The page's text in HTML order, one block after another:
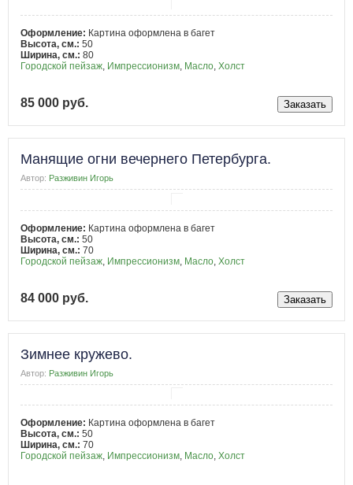
Оформление: Картина оформлена в багет
Высота, см.: 50
Ширина, см.: 80
Городской пейзаж, Импрессионизм, Масло, Холст
85 000 руб.
Манящие огни вечернего Петербурга.
Автор: Разживин Игорь
Оформление: Картина оформлена в багет
Высота, см.: 50
Ширина, см.: 70
Городской пейзаж Импрессионизм Масло Холст
84 000 руб.
Зимнее кружево.
Автор: Разживин Игорь
Оформление: Картина оформлена в багет
Высота, см.: 50
Ширина, см.: 70
Городской пейзаж, Импрессионизм, Масло, Холст